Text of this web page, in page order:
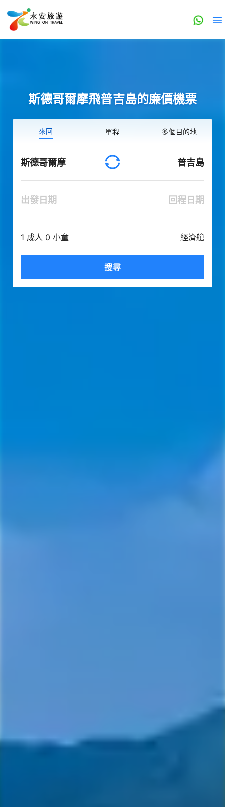
斯德哥爾摩飛普吉島的廉價機票
來回 單程 多個目的地
斯德哥爾摩 普吉島
出發日期 回程日期
1 成人 0 小童 經濟艙
搜尋